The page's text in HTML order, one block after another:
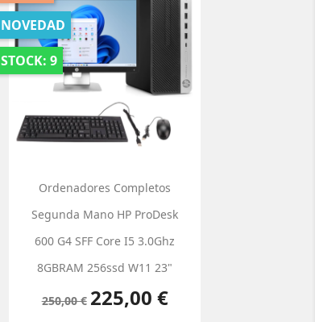
NOVEDAD
STOCK: 9
Ordenadores Completos
Segunda Mano HP ProDesk
600 G4 SFF Core I5 3.0Ghz
8GBRAM 256ssd W11 23"
base
250,00 € Precio
225,00 €